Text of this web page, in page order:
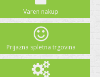
Varen nakup
Prijazna spletna trgovina